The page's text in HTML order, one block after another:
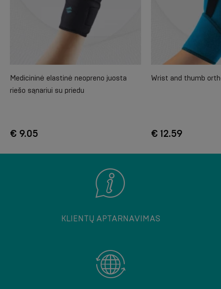
Medicininė elastinė neopreno juosta
riešo sąnariui su priedu
€ 9.05
Wrist and thumb
€ 12.59
KLIENTŲ APTARNAVIMAS